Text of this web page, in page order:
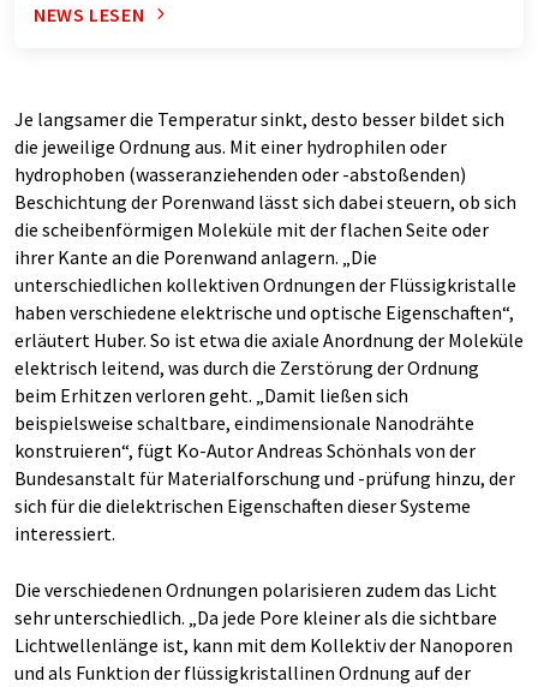
NEWS LESEN
Je langsamer die Temperatur sinkt, desto besser bildet sich
die jeweilige Ordnung aus. Mit einer hydrophilen oder
hydrophoben (wasseranziehenden oder -abstoßenden)
Beschichtung der Porenwand lässt sich dabei steuern, ob sich
die scheibenförmigen Moleküle mit der flachen Seite oder
ihrer Kante an die Porenwand anlagern. „Die
unterschiedlichen kollektiven Ordnungen der Flüssigkristalle
haben verschiedene elektrische und optische Eigenschaften“,
erläutert Huber. So ist etwa die axiale Anordnung der Moleküle
elektrisch leitend, was durch die Zerstörung der Ordnung
beim Erhitzen verloren geht. „Damit ließen sich
beispielsweise schaltbare, eindimensionale Nanodrähte
konstruieren“, fügt Ko-Autor Andreas Schönhals von der
Bundesanstalt für Materialforschung und -prüfung hinzu, der
sich für die dielektrischen Eigenschaften dieser Systeme
interessiert.
Die verschiedenen Ordnungen polarisieren zudem das Licht
sehr unterschiedlich. „Da jede Pore kleiner als die sichtbare
Lichtwellenlänge ist, kann mit dem Kollektiv der Nanoporen
und als Funktion der flüssigkristallinen Ordnung auf der